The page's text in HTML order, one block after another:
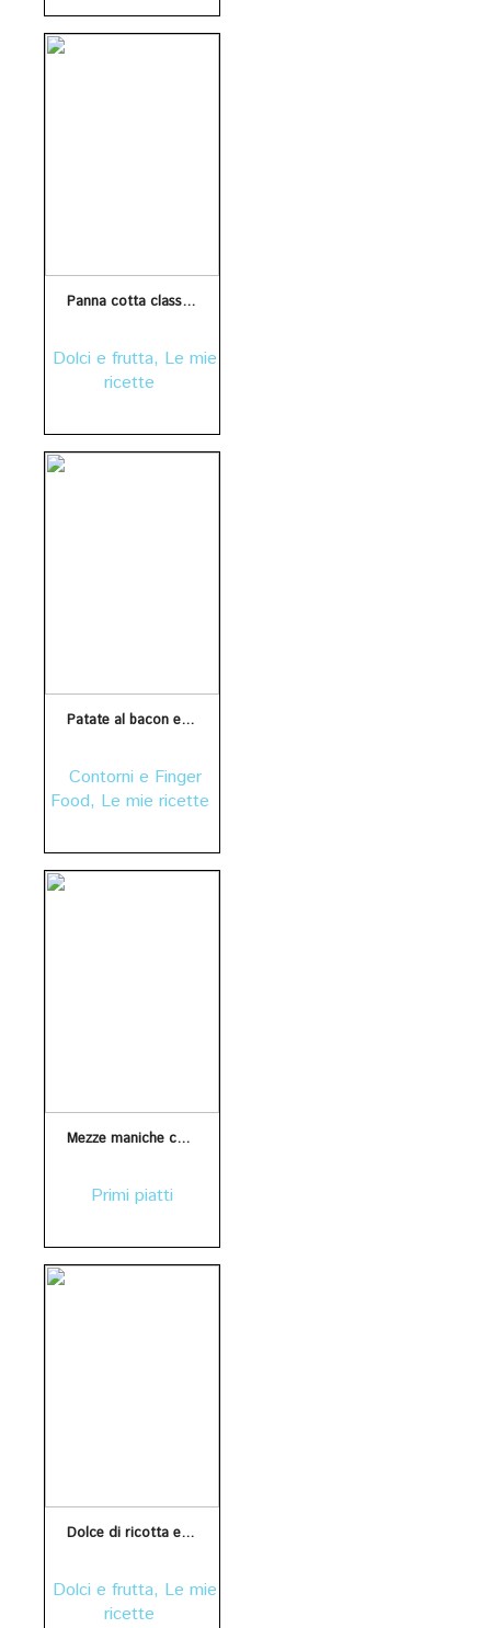
Panna cotta classica e alle ciliegie
Dolci e frutta, Le mie
ricette
Patate al bacon ed aceto balsamico
Contorni e Finger
Food, Le mie ricette
Mezze maniche con zucchine, pomodorini e pasta d’acciughe Balena
Primi piatti
Dolce di ricotta e frutti di bosco
Dolci e frutta, Le mie
ricette